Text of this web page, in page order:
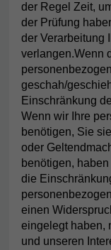
der Regel Zeit,
der Prüfung
der Verarbeitung
verlangen.Wenn
geschah/
Einschränkung
Wenn wir Ihre
benötigen, Sie
oder
benötigen,
die
einen
eingelegt haben,
und unseren